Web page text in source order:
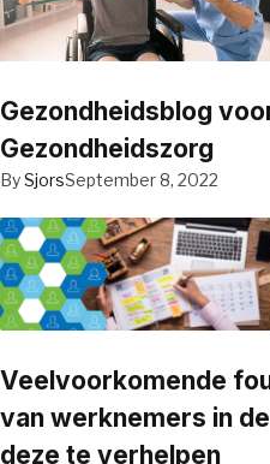
Gezondheidsblog
Gezondheidszorg
BySjorsSeptember 8, 2022
Veelvoorkomende
van werknemers in
deze te verhelpen